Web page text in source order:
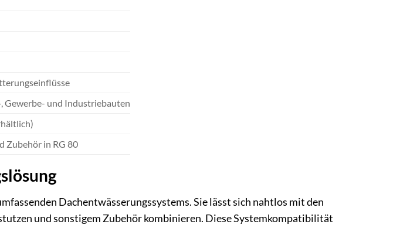
Gewerbe- und Industriebauten
Zubehör in RG 80
Dachentwässerungssystems. Sie lässt sich nahtlos mit den
und sonstigem Zubehör kombinieren. Diese Systemkompatibilität